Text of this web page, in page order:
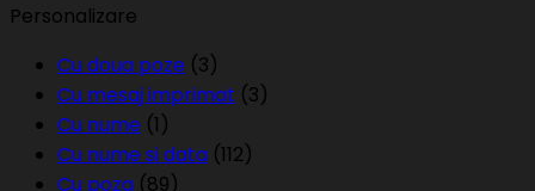
Personalizare
Cu doua poze (3)
Cu mesaj imprimat (3)
Cu nume (1)
Cu nume si data (112)
Cu poza (89)